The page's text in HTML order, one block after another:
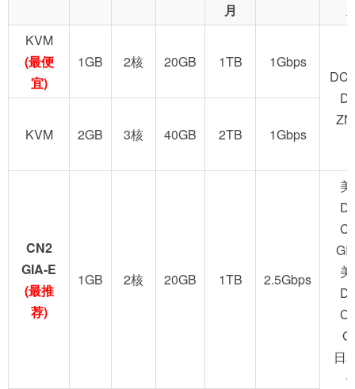
月
KVM
(最便
宜)
1GB 2核 20GB 1TB
1Gbps
KVM
2GB 3核 40GB 2TB 1Gbps
CN2
GIA-E
(最推
荐)
1GB 2核 20GB 1TB 2.5Gbps
日